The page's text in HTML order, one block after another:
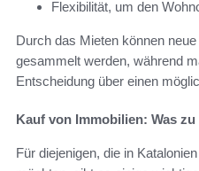
Flexibilität, um den
Durch das Mieten können
gesammelt werden, während
Entscheidung über einen
Kauf von Immobilien: Was
Für diejenigen, die in